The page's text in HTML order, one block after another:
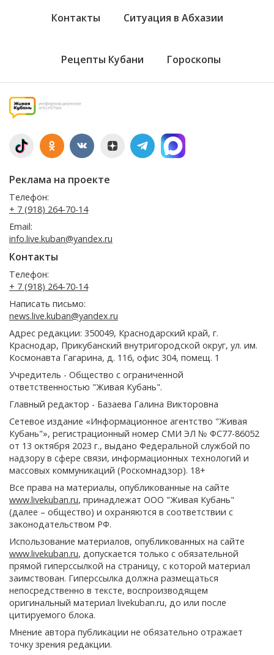
Контакты Ситуация в Абхазии
Рецепты Кубани Гороскопы
Реклама на проекте
Телефон:
+ 7 (918) 264-70-14
Email:
info.live.kuban@yandex.ru
Контакты
Телефон:
+ 7 (918) 264-70-14
Написать письмо:
news.live.kuban@yandex.ru
Адрес редакции: 350049, Краснодарский край, г.
Краснодар, Прикубанский внутригородской округ, ул. им.
Космонавта Гагарина, д. 116, офис 304, помещ. 1
Учредитель - Общество с ограниченной
ответственностью "Живая Кубань".
Главный редактор - Базаева Галина Викторовна
Сетевое издание «Информационное агентство "Живая
Кубань"», регистрационный номер СМИ ЭЛ № ФС77-86052
от 13 октября 2023 г., выдано Федеральной службой по
надзору в сфере связи, информационных технологий и
массовых коммуникаций (Роскомнадзор). 18+
Все права на материалы, опубликованные на сайте
www.livekuban.ru, принадлежат ООО "Живая Кубань"
(далее – общество) и охраняются в соответствии с
законодательством РФ.
Использование материалов, опубликованных на сайте
www.livekuban.ru, допускается только с обязательной
прямой гиперссылкой на страницу, с которой материал
заимствован. Гиперссылка должна размещаться
непосредственно в тексте, воспроизводящем
оригинальный материал livekuban.ru, до или после
цитируемого блока.
Мнение автора публикации не обязательно отражает
точку зрения редакции.